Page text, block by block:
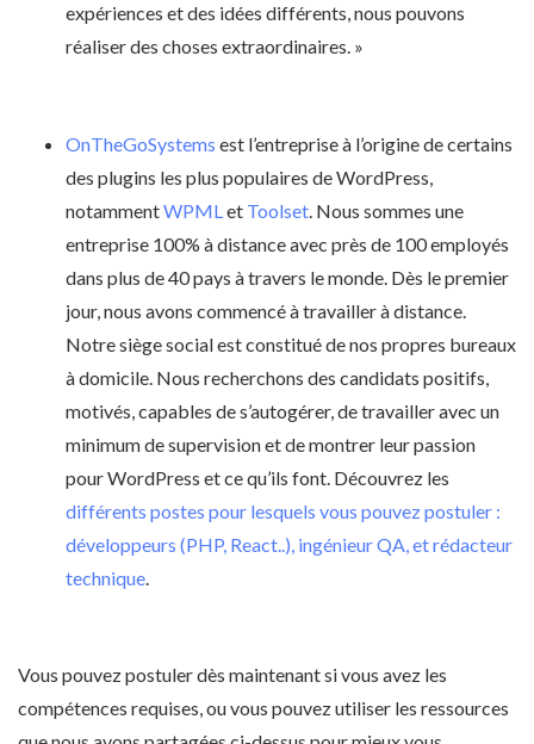
expériences et des idées différents, nous pouvons
réaliser des choses extraordinaires. »
OnTheGoSystems est l’entreprise à l’origine de certains
des plugins les plus populaires de WordPress,
notammentWPML et Toolset . Nous sommes une
entreprise 100% à distance avec près de 100 employés
dans plus de 40 pays à travers le monde. Dès le premier
jour, nous avons commencé à travailler à distance.
Notre siège social est constitué de nos propres bureaux
à domicile. Nous recherchons des candidats positifs,
motivés, capables de s’autogérer, de travailler avec un
minimum de supervision et de montrer leur passion
pour WordPress et ce qu’ils font. Découvrez les
différents postes pour lesquels vous pouvez postuler :
développeurs (PHP, React..), ingénieur QA, et rédacteur
technique
Vous pouvez postuler dès maintenant si vous avez les
compétences requises, ou vous pouvez utiliser les ressources